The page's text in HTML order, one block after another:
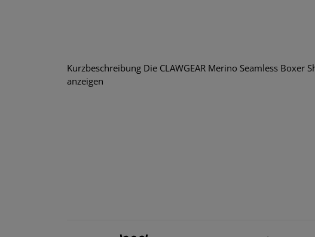
Kurzbeschreibung Die CLAWGEAR Merino Seamless
anzeigen